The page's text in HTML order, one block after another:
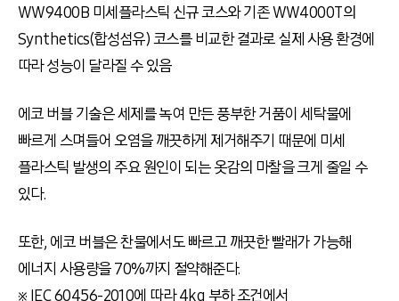
WW9400B 미세플라스틱 신규 코스와 기존 WW4000T의
Synthetics(합성섬유) 코스를 비교한 결과로 실제 사용 환경에
따라 성능이 달라질 수 있음
에코 버블 기술은 세제를 녹여 만든 풍부한 거품이 세탁물에
빠르게 스며들어 오염을 깨끗하게 제거해주기 때문에 미세
플라스틱 발생의 주요 원인이 되는 옷감의 마찰을 크게 줄일 수
있다.
또한, 에코 버블은 찬물에서도 빠르고 깨끗한 빨래가 가능해
에너지 사용량을 70%까지 절약해준다.
※ IEC 60456-2010에 따라 4kg 부하 조건에서